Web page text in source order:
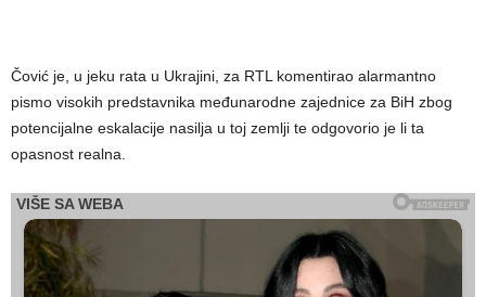
Čović je, u jeku rata u Ukrajini, za RTL komentirao alarmantno
pismo visokih predstavnika međunarodne zajednice za BiH zbog
potencijalne eskalacije nasilja u toj zemlji te odgovorio je li ta
opasnost realna.